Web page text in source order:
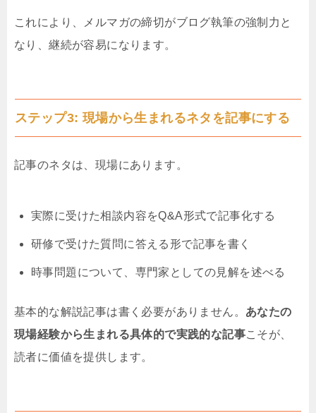
これにより、メルマガの締切がブログ執筆の強制力と
なり、継続が容易になります。
ステップ3: 現場から生まれるネタを記事にする
記事のネタは、現場にあります。
実際に受けた相談内容をQ&A形式で記事化する
研修で受けた質問に答える形で記事を書く
時事問題について、専門家としての見解を述べる
基本的な解説記事は書く必要がありません。 あなたの
現場経験から生まれる具体的で実践的な記事こそが、
読者に価値を提供します。